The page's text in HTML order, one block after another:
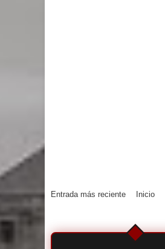
Entrada más reciente Inicio